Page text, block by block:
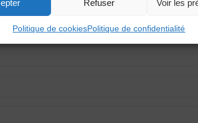
Refuser Voir les
Politique de cookiesPolitique de confidentialité